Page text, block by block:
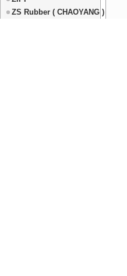
ZS Rubber ( CHAOYANG )